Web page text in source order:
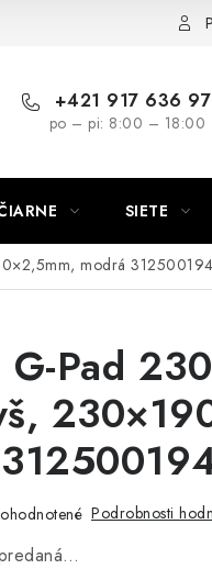
Napíšte nám
+421 917 636
po – pi: 8:00 – 18:00
SIETE
modrá
Pad
Podrobnosti